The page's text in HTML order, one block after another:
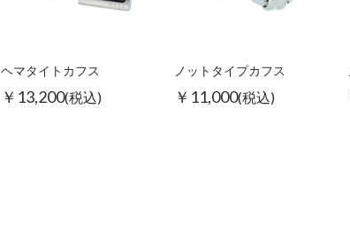
ヘマタイトカフス
￥13,200(税込)
ノットタイプカフス
￥11,000(税込)